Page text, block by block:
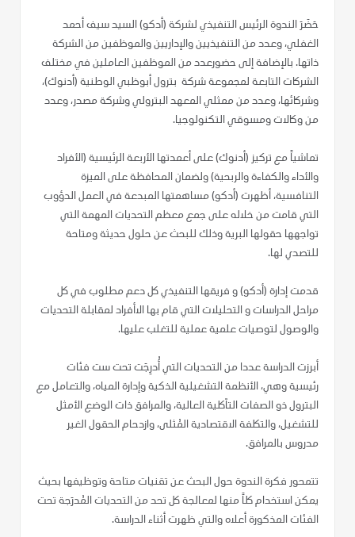
حَضَرَ الندوة الرئيس التنفيذي لشركة (أدكو) السيد سيف أحمد
الغفلي، وعدد من التنفيذيين والإداريين والموظفين من الشركة
ذاتها. بالإضافة إلى حضورعدد من الموظفين العاملين في مختلف
الشركات التابعة لمجموعة شركة بترول أبوظبي الوطنية (أدنوك)،
وشركائها، وعدد من ممثلي المعهد البترولي وشركة مصدر، وعدد
من وكالات ومسوقي التكنولوجيا.
تماشياً مع تركيز (أدنوك) على أعمدتها الأربعة الرئيسية (الأفراد
والأداء والكفاءة والربحية) ولضمان المحافظة على الميزة
التنافسية، أظهرت (أدكو) مساهمتها المبدعة في العمل الدؤوب
التي قامت من خلاله على جمع معظم التحديات المهمة التي
تواجهها حقولها البرية وذلك للبحث عن حلول حديثة ومتاحة
للتصدي لها.
قدمت إدارة (أدكو) و فريقها التنفيذي كل دعم مطلوب في كل
مراحل الدراسات و التحليلات التي قام بها الاأفراد لمقابلة التحديات
والوصول لتوصيات علمية عملية للتغلب عليها.
أبرزت الدراسة عددا من التحديات التي أُدرِجَت تحت ست فئات
رئيسية وهي، الأنظمة التشغيلية الذكية وإدارة المياه، والتعامل مع
البترول ذو الصفات التآكلية العالية، والمرافق ذات الوضع الأمثل
للتشغيل، والتكلفة الاقتصادية المُثلى، وازدحام الحقول الغير
مدروس بالمرافق.
تتمحور فكرة الندوة حول البحث عن تقنيات متاحة وتوظيفها بحيث
يمكن استخدام كلاً منها لمعالجة كل تحد من التحديات المُدرَجة تحت
الفئات المذكورة أعلاه والتي ظهرت أثناء الدراسة.